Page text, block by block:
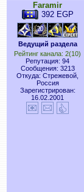
Faramir
392 EGP
Ведущий раздела
Рейтинг канала: 2(10)
Репутация: 94
Сообщения: 3213
Откуда: Стрежевой,
Россия
Зарегистрирован:
16.02.2001